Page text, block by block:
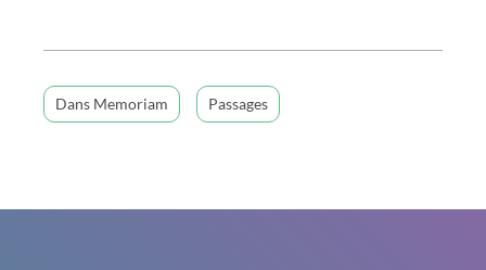
Dans Memoriam Passages